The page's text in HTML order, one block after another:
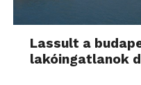
Lassult a
lakóingatlanok